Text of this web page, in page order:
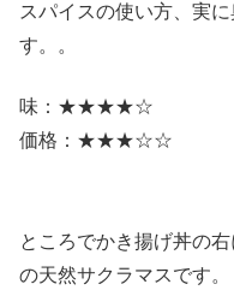
スパイスの使い方、実
す。。
味：★★★★☆
価格：★★★☆☆
ところでかき揚げ丼の
の天然サクラマスです。